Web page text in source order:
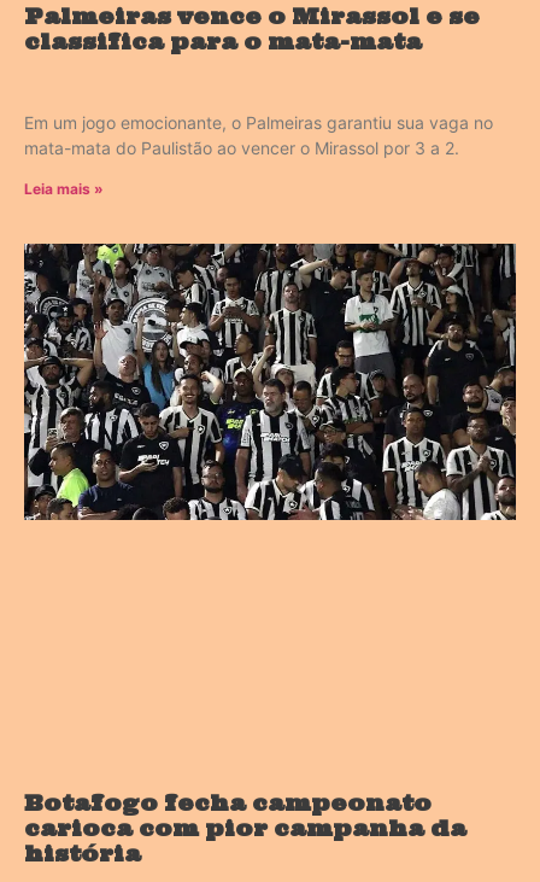
Palmeiras vence o Mirassol e se
classifica para o mata-mata
Em um jogo emocionante, o Palmeiras garantiu sua vaga no
mata-mata do Paulistão ao vencer o Mirassol por 3 a 2.
Leia mais »
Botafogo fecha campeonato
carioca com pior campanha da
história